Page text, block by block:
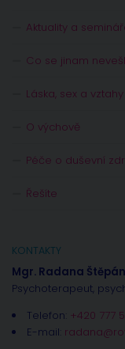
Aktuality a
Co se jinam
Láska, sex a vztahy
O výchově
Péče o duševní
Řešíte
KONTAKTY
Mgr. Radana
Psychoterapeut,
Telefon: +420 777
E-mail: